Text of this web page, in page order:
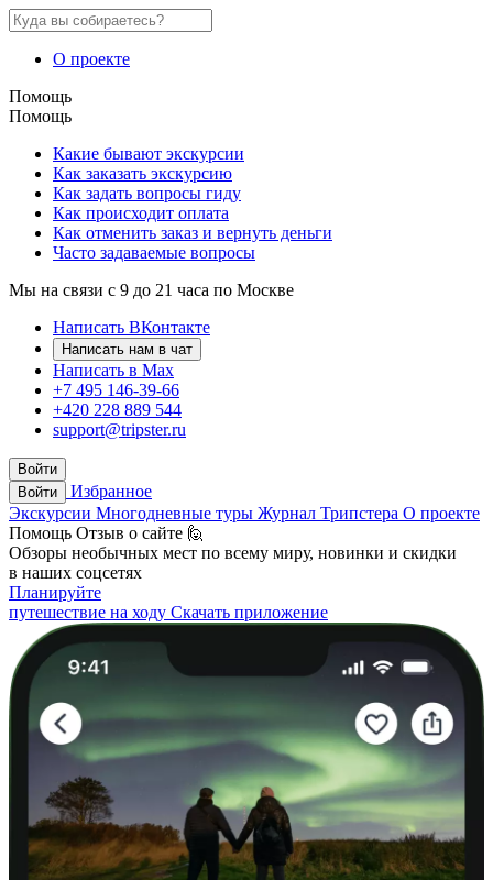
О проекте
Помощь
Помощь
Какие бывают экскурсии
Как заказать экскурсию
Как задать вопросы гиду
Как происходит оплата
Как отменить заказ и вернуть деньги
Часто задаваемые вопросы
Мы на связи с 9 до 21 часа по Москве
Написать ВКонтакте
Написать нам в чат
Написать в Max
+7 495 146-39-66
+420 228 889 544
support@tripster.ru
Войти
Войти
Избранное
Экскурсии Многодневные туры Журнал Трипстера О проекте
Помощь Отзыв о сайте 🙋
Обзоры необычных мест по всему миру, новинки и скидки
в наших соцсетях
Планируйте
путешествие на ходу Скачать приложение